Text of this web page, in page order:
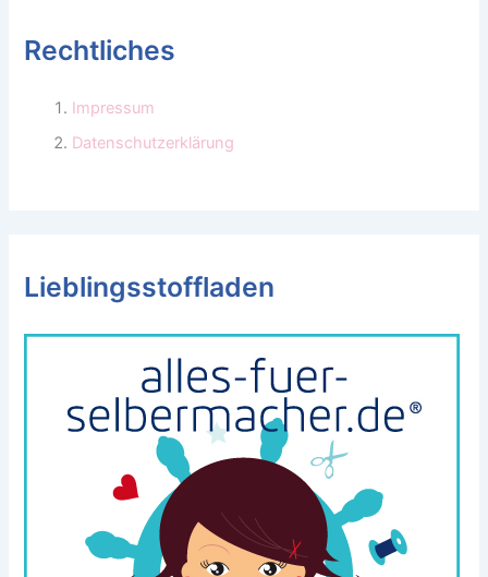
Rechtliches
Impressum
Datenschutzerklärung
Lieblingsstoffladen